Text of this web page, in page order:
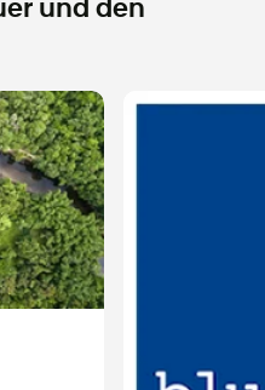
und den